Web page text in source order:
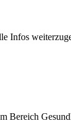
Infos
Bereich